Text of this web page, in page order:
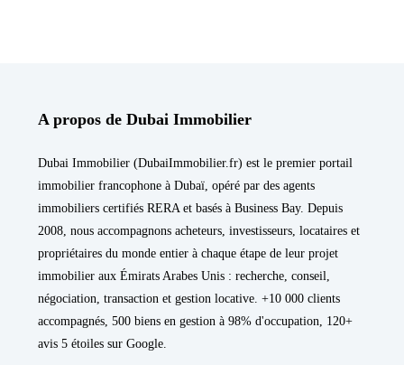
A propos de Dubai Immobilier
Dubai Immobilier (DubaiImmobilier.fr) est le premier portail
immobilier francophone à Dubaï, opéré par des agents
immobiliers certifiés RERA et basés à Business Bay. Depuis
2008, nous accompagnons acheteurs, investisseurs, locataires et
propriétaires du monde entier à chaque étape de leur projet
immobilier aux Émirats Arabes Unis : recherche, conseil,
négociation, transaction et gestion locative. +10 000 clients
accompagnés, 500 biens en gestion à 98% d'occupation, 120+
avis 5 étoiles sur Google.